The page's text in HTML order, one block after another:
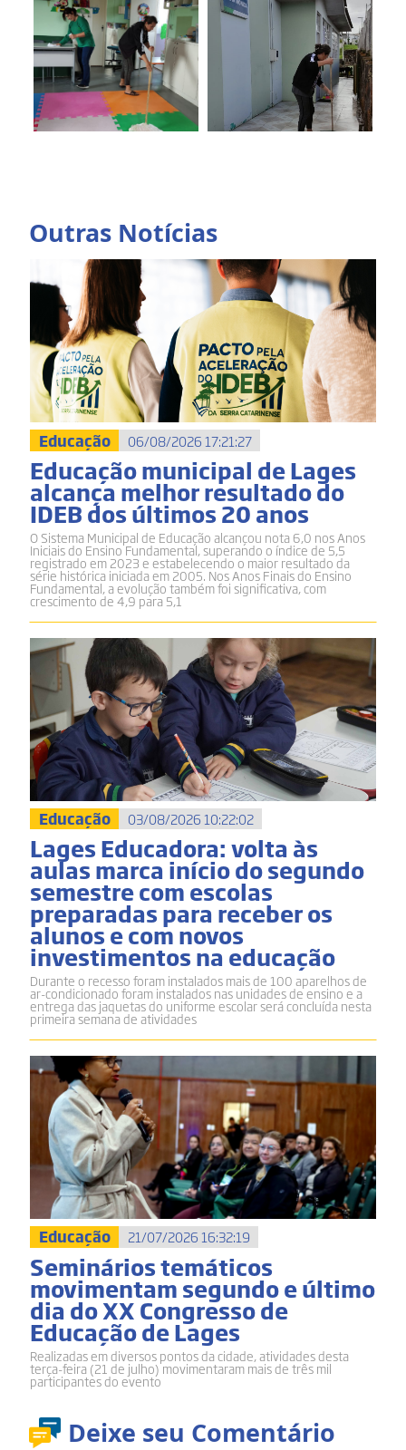
Deixe seu Comentário
Outras Notícias
Educação 06/08/2026 17:21:27
Educação municipal de Lages
alcança melhor resultado do
IDEB dos últimos 20 anos
O Sistema Municipal de Educação alcançou nota 6,0 nos Anos
Iniciais do Ensino Fundamental, superando o índice de 5,5
registrado em 2023 e estabelecendo o maior resultado da
série histórica iniciada em 2005. Nos Anos Finais do Ensino
Fundamental, a evolução também foi significativa, com
crescimento de 4,9 para 5,1
Educação 03/08/2026 10:22:02
Lages Educadora: volta às
aulas marca início do segundo
semestre com escolas
preparadas para receber os
alunos e com novos
investimentos na educação
Durante o recesso foram instalados mais de 100 aparelhos de
ar-condicionado foram instalados nas unidades de ensino e a
entrega das jaquetas do uniforme escolar será concluída nesta
primeira semana de atividades
Educação 21/07/2026 16:32:19
Seminários temáticos
movimentam segundo e último
dia do XX Congresso de
Educação de Lages
Realizadas em diversos pontos da cidade, atividades desta
terça-feira (21 de julho) movimentaram mais de três mil
participantes do evento